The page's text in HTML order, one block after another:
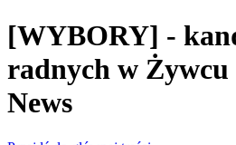
[WYBORY] -
radnych w Żywcu
News